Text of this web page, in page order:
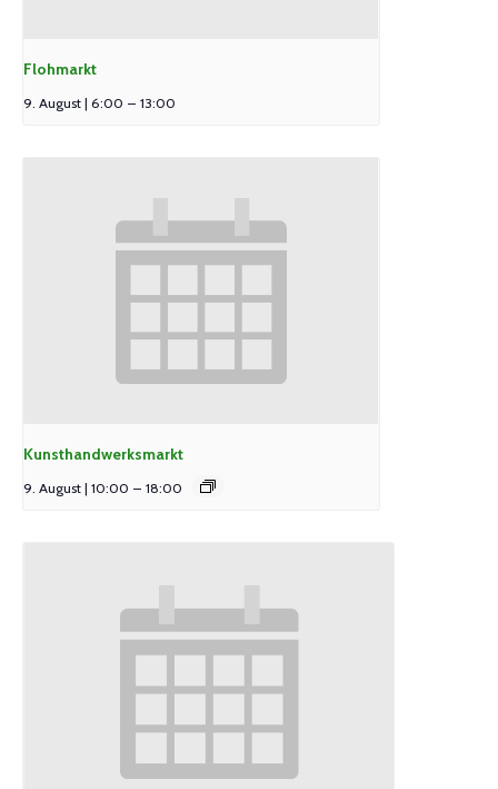
Flohmarkt
9. August | 6:00 – 13:00
Kunsthandwerksmarkt
9. August | 10:00 – 18:00